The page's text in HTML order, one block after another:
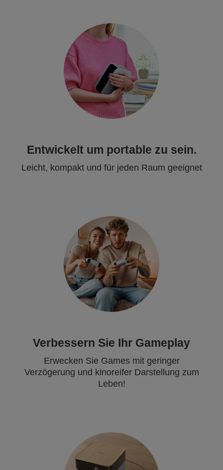
Entwickelt um portable zu sein.
Leicht, kompakt und für jeden Raum geeignet
Verbessern Sie Ihr Gameplay
Erwecken Sie Games mit geringer
Verzögerung und kinoreifer Darstellung zum
Leben!